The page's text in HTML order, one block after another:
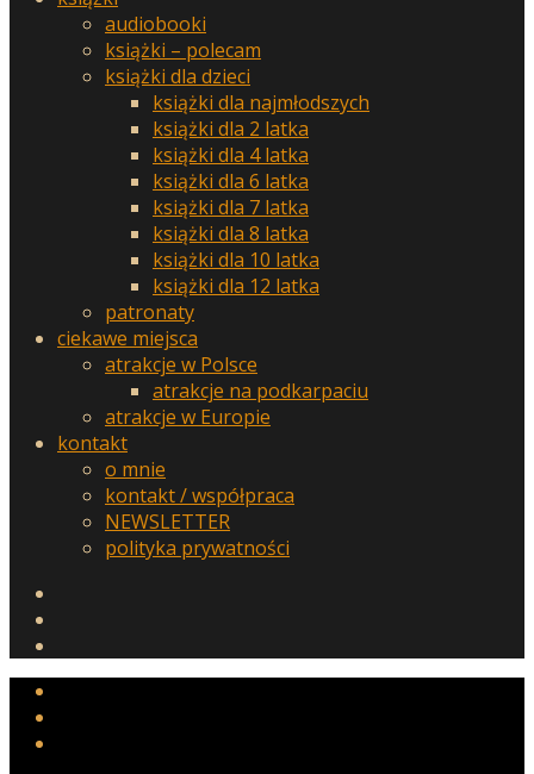
audiobooki
książki – polecam
książki dla dzieci
książki dla najmłodszych
książki dla 2 latka
książki dla 4 latka
książki dla 6 latka
książki dla 7 latka
książki dla 8 latka
książki dla 10 latka
książki dla 12 latka
patronaty
ciekawe miejsca
atrakcje w Polsce
atrakcje na podkarpaciu
atrakcje w Europie
kontakt
o mnie
kontakt / współpraca
NEWSLETTER
polityka prywatności